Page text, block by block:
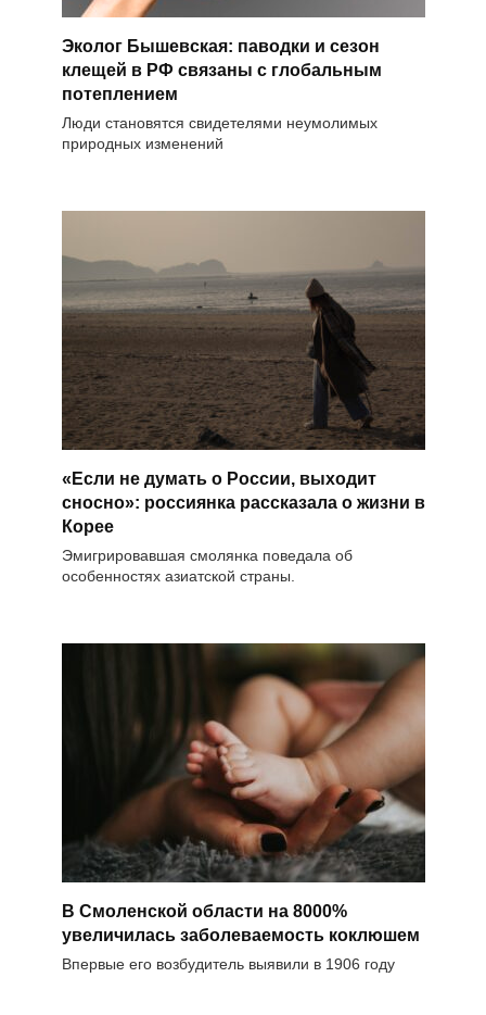
Эколог Бышевская: паводки и сезон
клещей в РФ связаны с глобальным
потеплением
Люди становятся свидетелями неумолимых
природных изменений
«Если не думать о России, выходит
сносно»: россиянка рассказала о жизни в
Корее
Эмигрировавшая смолянка поведала об
особенностях азиатской страны.
В Смоленской области на 8000%
увеличилась заболеваемость коклюшем
Впервые его возбудитель выявили в 1906 году